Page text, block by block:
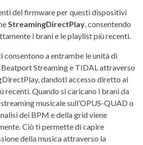
del firmware per questi dispositivi
StreamingDirectPlay, consentendo
i brani e le playlist più recenti.
consentono a entrambe le unità di
Streaming e TIDAL attraverso
dandoti accesso diretto ai
recenti. Quando si caricano i brani da
musicale sull’OPUS-QUAD o
dei BPM e della grid viene
Ciò ti permette di capire
della musica attraverso la